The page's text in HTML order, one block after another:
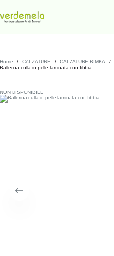
Home / CALZATURE / CALZATURE BIMBA /
Ballerina culla in pelle laminata con fibbia
NON DISPONIBILE